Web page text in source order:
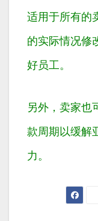
适用于所有的
的实际情况修
好员工。
另外，卖家也
款周期以缓解
力。